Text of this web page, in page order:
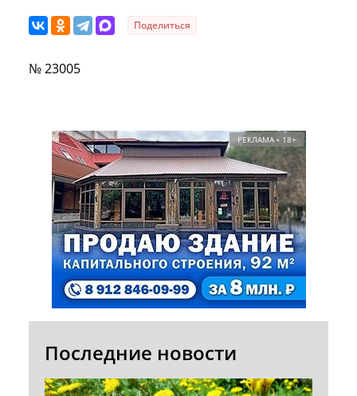
Поделиться
№ 23005
РЕКЛАМА • 18+
Последние новости